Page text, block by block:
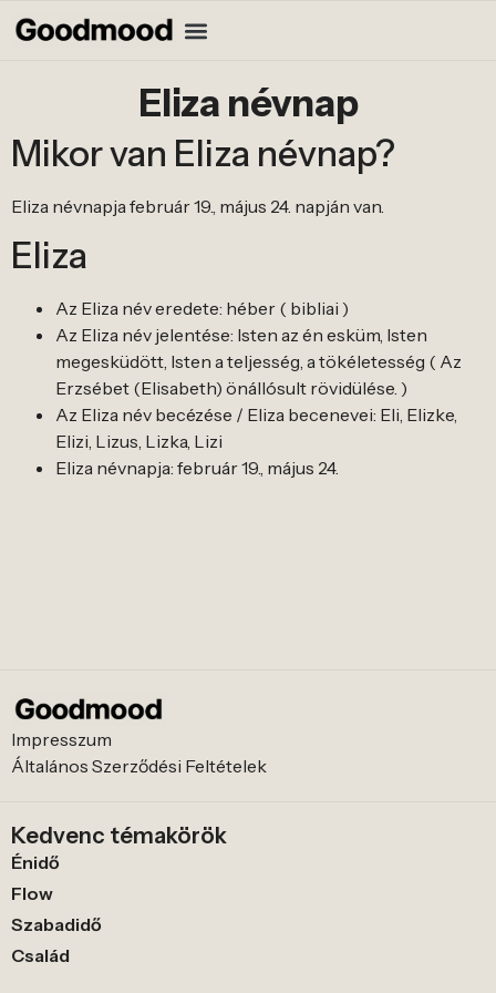
Eliza névnap
Mikor van Eliza névnap?
Eliza névnapja február 19., május 24. napján van.
Eliza
Az Eliza név eredete: héber ( bibliai )
Az Eliza név jelentése: Isten az én esküm, Isten
megesküdött, Isten a teljesség, a tökéletesség ( Az
Erzsébet (Elisabeth) önállósult rövidülése. )
Az Eliza név becézése / Eliza becenevei: Eli, Elizke,
Elizi, Lizus, Lizka, Lizi
Eliza névnapja: február 19., május 24.
Impresszum
Általános Szerződési Feltételek
Kedvenc témakörök
Énidő
Flow
Szabadidő
Család